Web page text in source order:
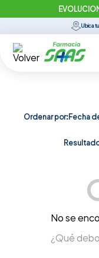
Ubica
Ordenar por Fecha
No se
¿Qué